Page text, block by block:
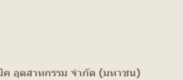
ค อุตสาหกรรม จำกัด (มหาชน)